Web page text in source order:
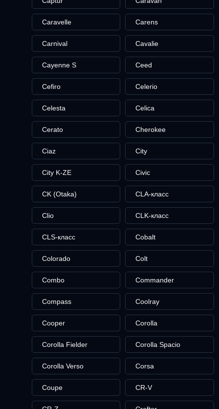
Caravelle Carens
Carnival Cavalie
Cayenne S Ceed
Cefiro Celerio
Celesta Celica
Cerato Cherokee
Ciaz City
City K-ZE Civic
CK (Otaka) CLA-класс
Clio CLK-класс
CLS-класс Cobalt
Colorado Colt
Combo Commander
Compass Coolray
Cooper Corolla
Corolla Fielder Corolla Spacio
Corolla Verso Corsa
Coupe CR-V